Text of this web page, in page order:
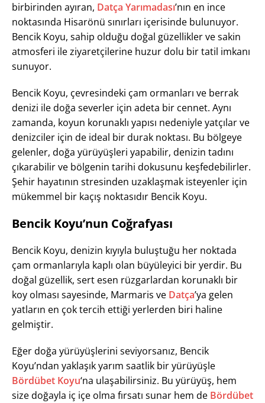
birbirinden ayıran, Datça Yarımadası’nın en ince
noktasında Hisarönü sınırları içerisinde bulunuyor.
Bencik Koyu, sahip olduğu doğal güzellikler ve sakin
atmosferi ile ziyaretçilerine huzur dolu bir tatil imkanı
sunuyor.
Bencik Koyu, çevresindeki çam ormanları ve berrak
denizi ile doğa severler için adeta bir cennet. Aynı
zamanda, koyun korunaklı yapısı nedeniyle yatçılar ve
denizciler için de ideal bir durak noktası. Bu bölgeye
gelenler, doğa yürüyüşleri yapabilir, denizin tadını
çıkarabilir ve bölgenin tarihi dokusunu keşfedebilirler.
Şehir hayatının stresinden uzaklaşmak isteyenler için
mükemmel bir kaçış noktasıdır Bencik Koyu.
Bencik Koyu’nun Coğrafyası
Bencik Koyu, denizin kıyıyla buluştuğu her noktada
çam ormanlarıyla kaplı olan büyüleyici bir yerdir. Bu
doğal güzellik, sert esen rüzgarlardan korunaklı bir
koy olması sayesinde, Marmaris ve Datça’ya gelen
yatların en çok tercih ettiği yerlerden biri haline
gelmiştir.
Eğer doğa yürüyüşlerini seviyorsanız, Bencik
Koyu’ndan yaklaşık yarım saatlik bir yürüyüşle
Bördübet Koyu‘na ulaşabilirsiniz. Bu yürüyüş, hem
size doğayla iç içe olma fırsatı sunar hem de Bördübet